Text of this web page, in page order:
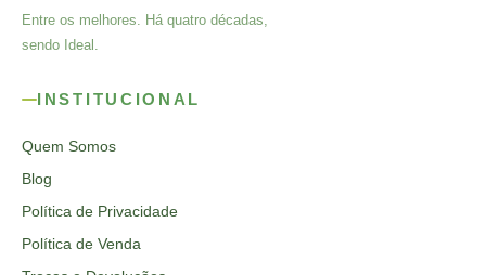
Entre os melhores. Há quatro décadas,
sendo Ideal.
INSTITUCIONAL
Quem Somos
Blog
Política de Privacidade
Política de Venda